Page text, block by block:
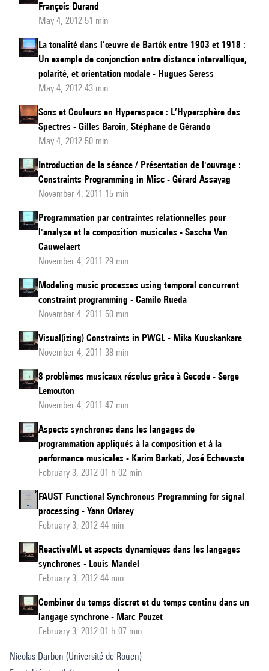
François Durand
May 4, 2012 51 min
La tonalité dans l’œuvre de Bartók entre 1903 et 1918 :
Un exemple de conjonction entre distance intervallique,
polarité, et orientation modale - Hugues Seress
May 4, 2012 43 min
Sons et Couleurs en Hyperespace : L’Hypersphère des
Spectres - Gilles Baroin, Stéphane de Gérando
May 4, 2012 50 min
Introduction de la séance / Présentation de l'ouvrage :
Constraints Programming in Misc - Gérard Assayag
November 4, 2011 15 min
Programmation par contraintes relationnelles pour
l'analyse et la composition musicales - Sascha Van
Cauwelaert
November 4, 2011 29 min
Modeling music processes using temporal concurrent
constraint programming - Camilo Rueda
November 4, 2011 50 min
Visual(izing) Constraints in PWGL - Mika Kuuskankare
November 4, 2011 38 min
8 problèmes musicaux résolus grâce à Gecode - Serge
Lemouton
November 4, 2011 47 min
Aspects synchrones dans les langages de
programmation appliqués à la composition et à la
performance musicales - Karim Barkati, José Echeveste
February 3, 2012 01 h 02 min
FAUST Functional Synchronous Programming for signal
processing - Yann Orlarey
February 3, 2012 44 min
ReactiveML et aspects dynamiques dans les langages
synchrones - Louis Mandel
February 3, 2012 44 min
Combiner du temps discret et du temps continu dans un
langage synchrone - Marc Pouzet
February 3, 2012 01 h 07 min
Nicolas Darbon (Université de Rouen)